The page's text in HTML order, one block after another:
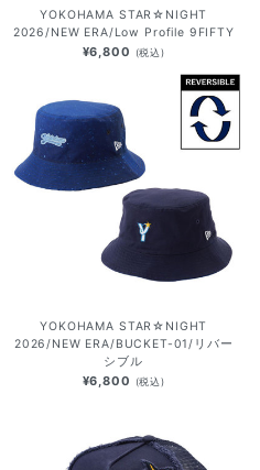
YOKOHAMA STAR☆NIGHT
2026/NEW ERA/Low Profile 9FIFTY
¥6,800 (税込)
YOKOHAMA STAR☆NIGHT
2026/NEW ERA/BUCKET-01/リバー
シブル
¥6,800 (税込)